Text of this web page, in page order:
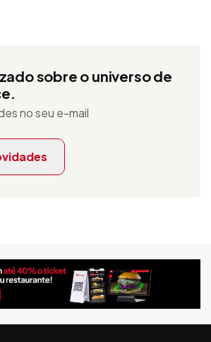
sobre o universo de
no seu e-mail